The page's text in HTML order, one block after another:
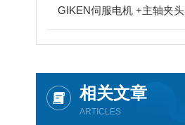
GIKEN伺服电机 +主轴夹头
相关文章
ARTICLES